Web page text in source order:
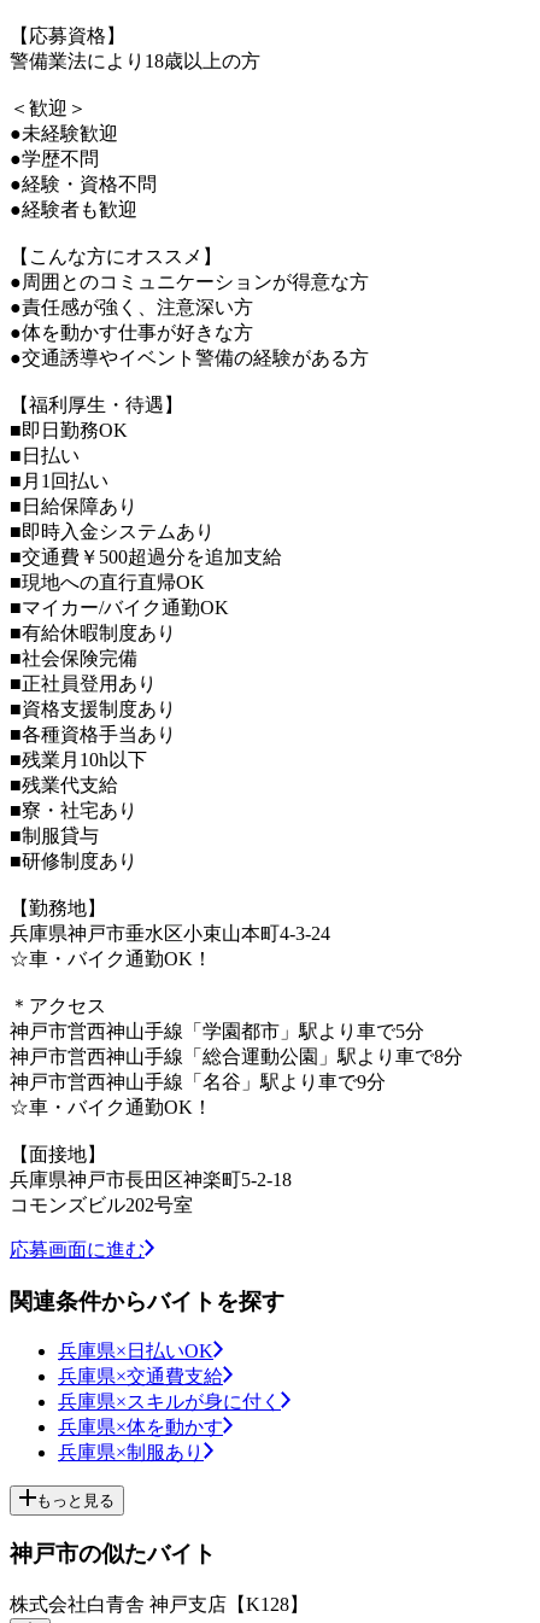
【応募資格】
警備業法により18歳以上の方
＜歓迎＞
●未経験歓迎
●学歴不問
●経験・資格不問
●経験者も歓迎
【こんな方にオススメ】
●周囲とのコミュニケーションが得意な方
●責任感が強く、注意深い方
●体を動かす仕事が好きな方
●交通誘導やイベント警備の経験がある方
【福利厚生・待遇】
■即日勤務OK
■日払い
■月1回払い
■日給保障あり
■即時入金システムあり
■交通費￥500超過分を追加支給
■現地への直行直帰OK
■マイカー/バイク通勤OK
■有給休暇制度あり
■社会保険完備
■正社員登用あり
■資格支援制度あり
■各種資格手当あり
■残業月10h以下
■残業代支給
■寮・社宅あり
■制服貸与
■研修制度あり
【勤務地】
兵庫県神戸市垂水区小束山本町4-3-24
☆車・バイク通勤OK！
＊アクセス
神戸市営西神山手線「学園都市」駅より車で5分
神戸市営西神山手線「総合運動公園」駅より車で8分
神戸市営西神山手線「名谷」駅より車で9分
☆車・バイク通勤OK！
【面接地】
兵庫県神戸市長田区神楽町5-2-18
コモンズビル202号室
応募画面に進む
関連条件からバイトを探す
兵庫県×日払いOK
兵庫県×交通費支給
兵庫県×スキルが身に付く
兵庫県×体を動かす
兵庫県×制服あり
もっと見る
神戸市の似たバイト
株式会社白青舎 神戸支店【K128】